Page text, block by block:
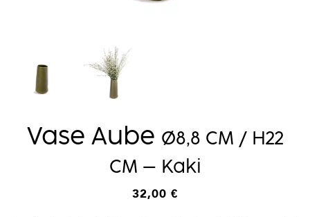
Vase Aube Ø8,8 CM / H22
CM – Kaki
32,00 €